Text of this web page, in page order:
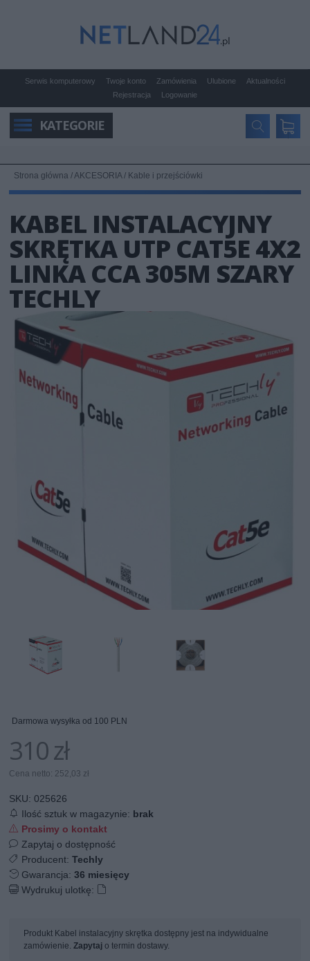
Serwis komputerowy Twoje konto Zamówienia Ulubione
Aktualności
Rejestracja
Logowanie
KATEGORIE
Strona główna /AKCESORIA/ Kable i przejściówki
KABEL INSTALACYJNY
SKRĘTKA UTP CAT5E 4X2
LINKA CCA 305M SZARY
TECHLY
Darmowa wysyłka od 100 PLN
310 zł
Cena netto: 252,03 zł
SKU:025626
Ilość sztuk w magazynie: brak
Prosimy o kontakt
Zapytaj o dostępność
Producent:Techly
Gwarancja:36 miesięcy
Wydrukuj ulotkę:
Produkt Kabel instalacyjny skrętka dostępny jest na indywidualne
zamówienie.Zapytaj o termin dostawy.